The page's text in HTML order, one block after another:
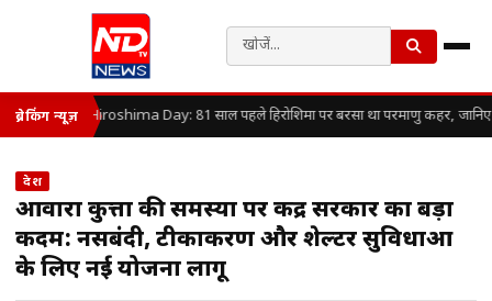
ब्रेकिंग न्यूज़ Hiroshima Day: 81 साल पहले हिरोशिमा पर बरसा था परमाणु कहर, जानिए
देश
आवारा कुत्तों की समस्या पर केंद्र सरकार का बड़ा
कदम: नसबंदी, टीकाकरण और शेल्टर सुविधाओं
के लिए नई योजना लागू